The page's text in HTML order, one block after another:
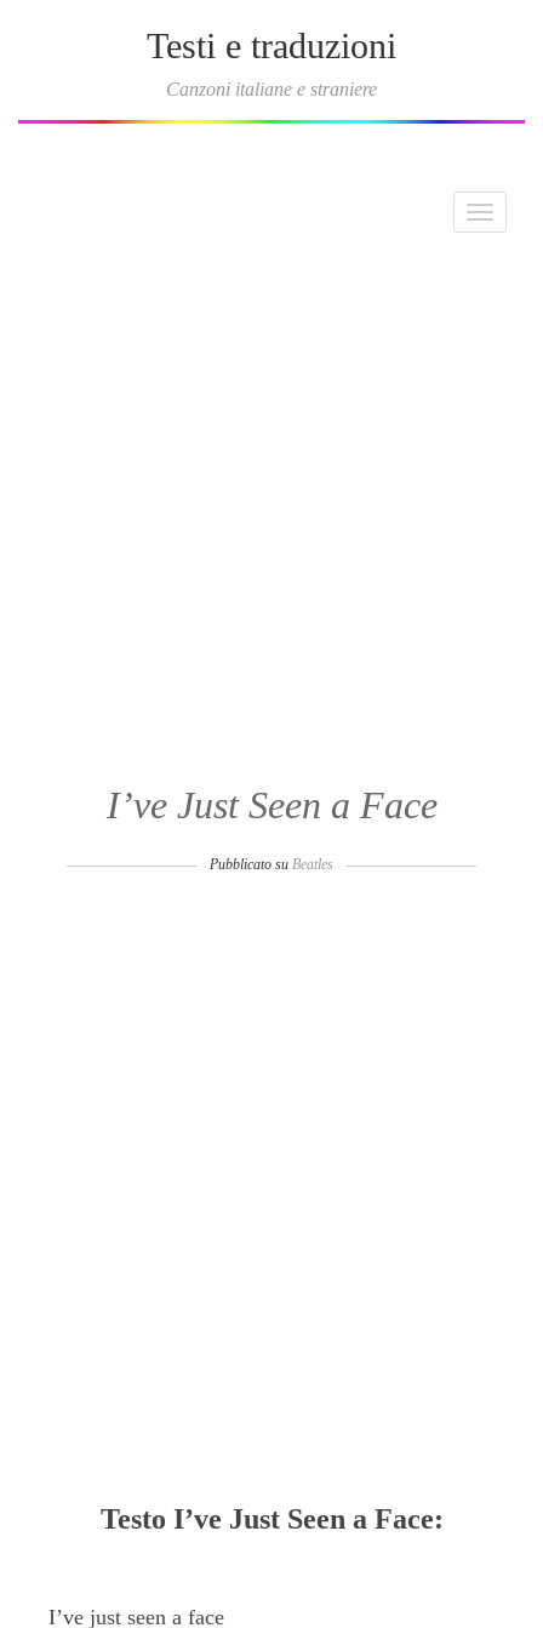
Testi e traduzioni
Canzoni italiane e straniere
Toggle
I’ve Just Seen a Face
Pubblicato su Beatles
Testo I’ve Just Seen a Face:
I’ve just seen a face